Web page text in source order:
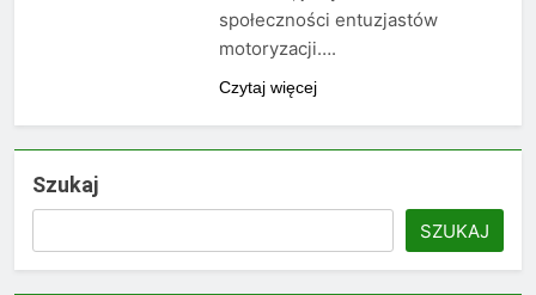
społeczności entuzjastów
motoryzacji….
Czytaj więcej
Szukaj
SZUKAJ